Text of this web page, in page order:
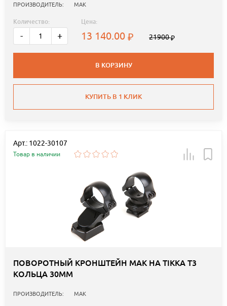
ПРОИЗВОДИТЕЛЬ: MAK
Количество:
- +
Цена:
13 140.00 21900
В КОРЗИНУ
КУПИТЬ В 1 КЛИК
Арт.: 1022-30107
Товар в наличии
ПОВОРОТНЫЙ КРОНШТЕЙН MAK НА TIKKA T3
КОЛЬЦА 30ММ
ПРОИЗВОДИТЕЛЬ: MAK